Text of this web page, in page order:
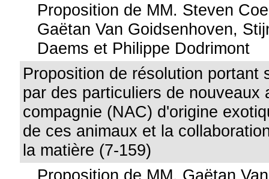
Proposition de MM. Steven
Gaëtan Van Goidsenhoven,
Daems et Philippe Dodrimont
Proposition de résolution portant
par des particuliers de nouveaux
compagnie (NAC) d'origine
de ces animaux et la
la matière (7-159)
Proposition de MM. Gaëtan